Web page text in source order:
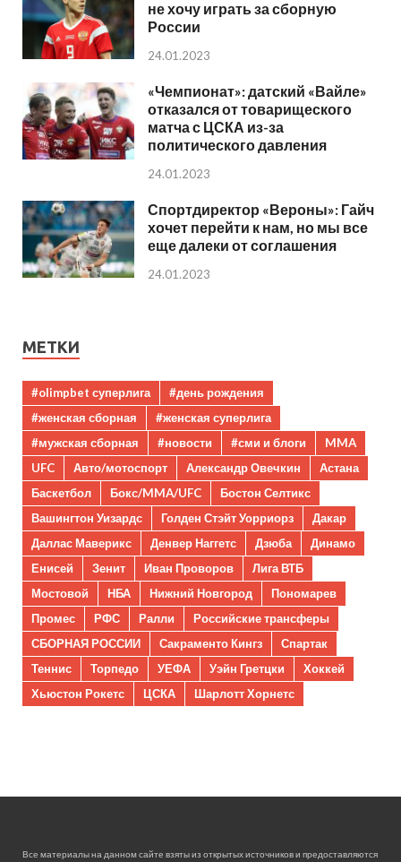
не хочу играть за сборную
России
24.01.2023
«Чемпионат»: датский «Вайле»
отказался от товарищеского
матча с ЦСКА из-за
политического давления
24.01.2023
Спортдиректор «Вероны»: Гайч
хочет перейти к нам, но мы все
еще далеки от соглашения
24.01.2023
МЕТКИ
#olimpbet суперлига
#день рождения
#женская сборная
#женская суперлига
#мужская сборная
#новости #сми и блоги
MMA
UFC
Авто/мотоспорт Александр Овечкин
Астана
Баскетбол
Бокс/MMA/UFC
Бостон Селтикс
Вашингтон Уизардс
Голден Стэйт Уорриорз
Дакар
Даллас Маверикс
Денвер Наггетс Дзюба
Динамо
Енисей
Зенит Иван Проворов
Лига ВТБ
Мостовой
НБА Нижний Новгород
Пономарев
Промес
РФС Ралли
Российские трансферы
СБОРНАЯ РОССИИ
Сакраменто Кингз
Спартак
Теннис
Торпедо УЕФА Уэйн Гретцки
Хоккей
Хьюстон Рокетс
ЦСКА Шарлотт Хорнетс
Все материалы на данном сайте взяты из открытых источников и предоставляются